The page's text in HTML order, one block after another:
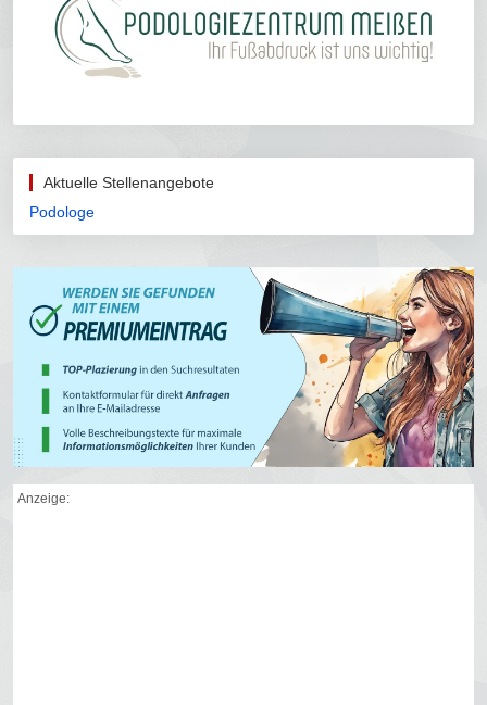
Aktuelle Stellenangebote
Podologe
Anzeige: